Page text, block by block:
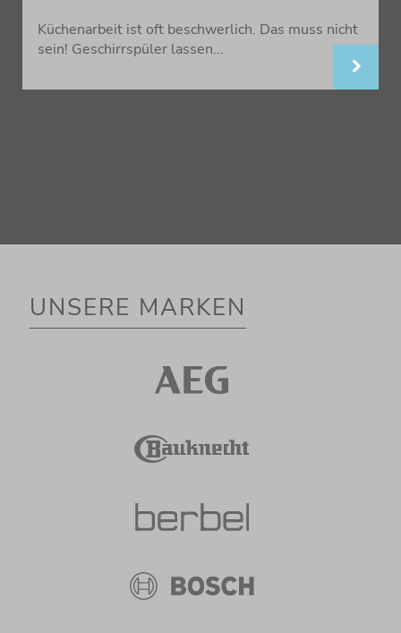
Küchenarbeit ist oft beschwerlich. Das muss nicht
sein! Geschirrspüler lassen...
UNSERE MARKEN